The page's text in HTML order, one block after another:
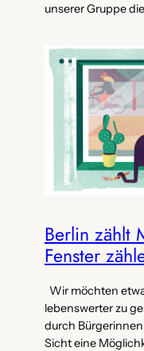
unserer Gruppe
Berlin zählt
Fenster
Wir möchten
lebenswerter zu
durch
Sicht eine